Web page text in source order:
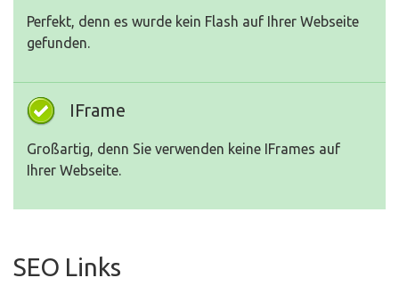
Perfekt, denn es wurde kein Flash auf Ihrer Webseite
gefunden.
IFrame
Großartig, denn Sie verwenden keine IFrames auf
Ihrer Webseite.
SEO Links